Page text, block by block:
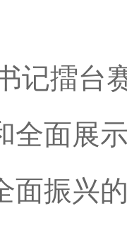
记擂台
全面展
面振兴